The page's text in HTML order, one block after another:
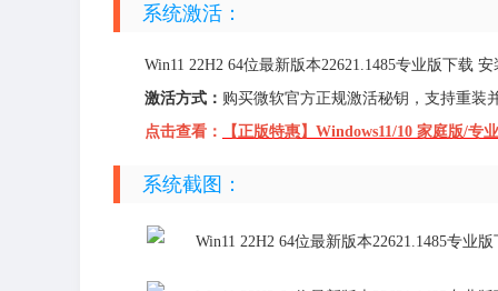
系统激活：
Win11 22H2 64位最新版本22621.1485专业版下载
激活方式： 购买微软官方正规激活秘钥，支持重装
点击查看：
【正版特惠】Windows11/10 家庭版/专
系统截图：